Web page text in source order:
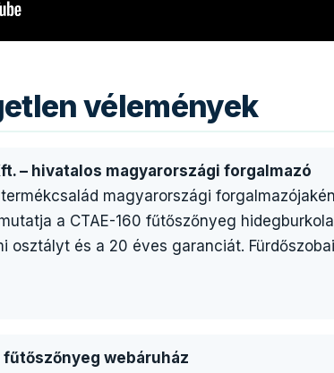
vélemények
– hivatalos magyarországi forgalmazó
magyarországi
a CTAE-160 fűtőszőnyeg
osztályt és a 20 éves garanciát.
webáruház